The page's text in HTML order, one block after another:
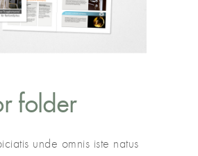
folder
unde omnis iste natus